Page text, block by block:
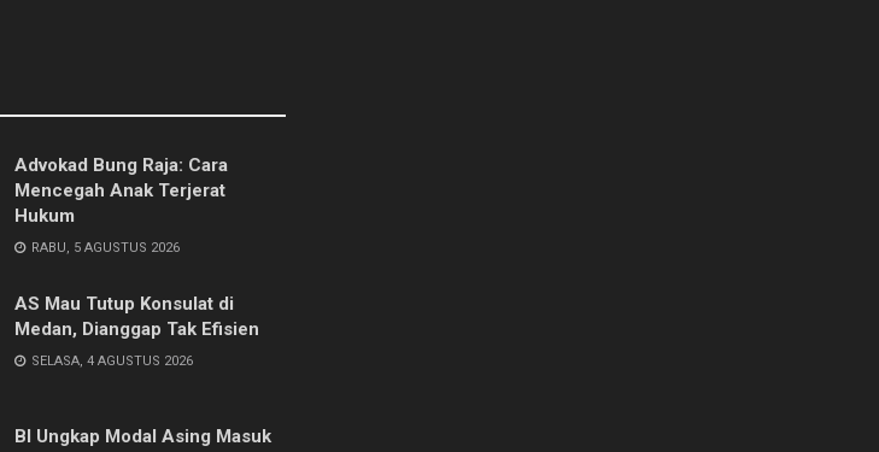
Advokad Bung Raja: Cara
Mencegah Anak Terjerat
Hukum
RABU, 5 AGUSTUS 2026
AS Mau Tutup Konsulat di
Medan, Dianggap Tak Efisien
SELASA, 4 AGUSTUS 2026
BI Ungkap Modal Asing Masuk